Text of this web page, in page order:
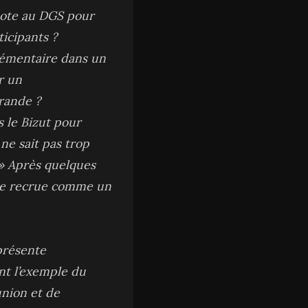
au DGS pour
?
dans un
un
?
le Bizut pour
sait pas trop
Après quelques
recrue comme un
l’exemple du
et de